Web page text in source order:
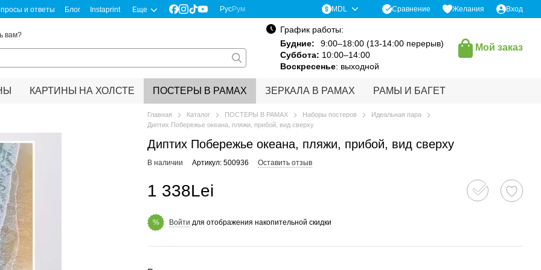
и ответы Блог Instaprint Еще РусРум MDL Сравнение Желания Вход
вам?
График работы:
Будние:
9:00–18:00 (13-14:00 перерыв)
Суббота: 10:00–14:00
Воскресенье: выходной
Мой заказ
КАРТИНЫ НА ХОЛСТЕ ПОСТЕРЫ В РАМАХ ЗЕРКАЛА В РАМАХ РАМЫ И БАГЕТ
Главная Каталог ПОСТЕРЫ В РАМАХ Наборы постеров
Идеальная пара
Диптих Побережье океана, пляжи, прибой, вид сверху
Диптих Побережье океана, пляжи, прибой, вид сверху
В наличии Артикул: 500936 Оставить отзыв
1 338Lei
% Войти для отображения накопительной скидки